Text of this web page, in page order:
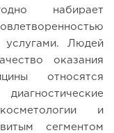
набирает
услугами. Людей
оказания
относятся
и
сегментом